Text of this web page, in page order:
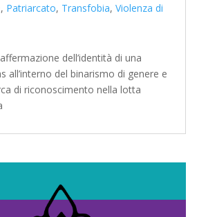
, Patriarcato, Transfobia, Violenza di
dell’identità di una
all’interno del binarismo di genere e
di riconoscimento nella lotta